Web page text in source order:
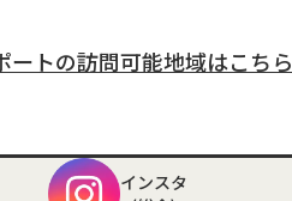
ートの訪問可能地域はこちら
インスタ